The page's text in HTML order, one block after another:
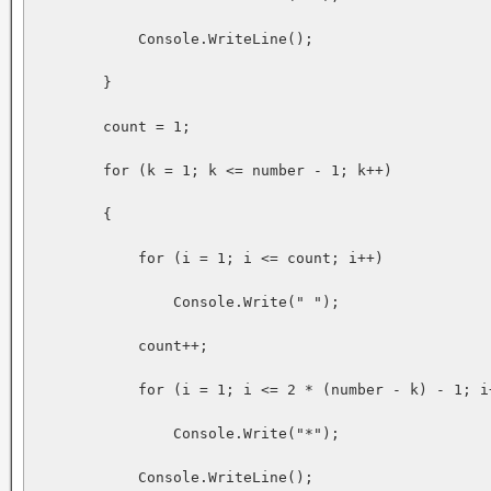
            Console.WriteLine();
        }
        count = 1;
        for (k = 1; k <= number - 1; k++)
        {
            for (i = 1; i <= count; i++)
                Console.Write(" ");
            count++;
for (i = 1; i <= 2 * (number - k) - 1;
                Console.Write("*");
            Console.WriteLine();